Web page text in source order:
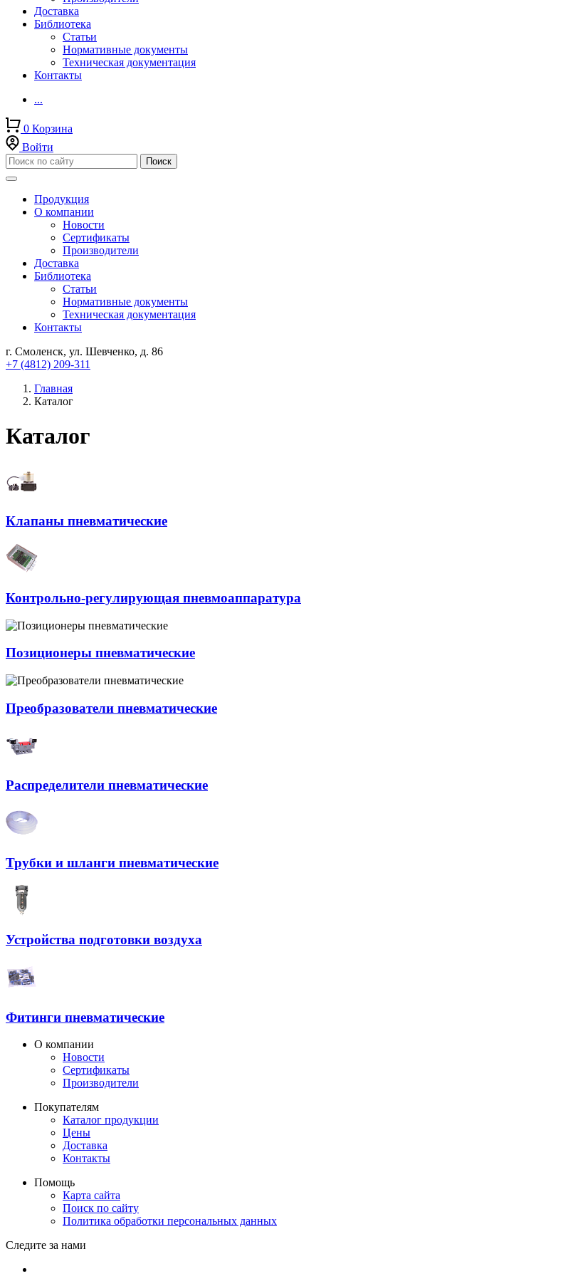
Доставка
Библиотека
Статьи
Нормативные документы
Техническая документация
Контакты
...
0 Корзина
Войти
Продукция
О компании
Новости
Сертификаты
Производители
Доставка
Библиотека
Статьи
Нормативные документы
Техническая документация
Контакты
г. Смоленск, ул. Шевченко, д. 86
+7 (4812) 209-311
Главная
Каталог
Каталог
Клапаны пневматические
Контрольно-регулирующая пневмоаппаратура
Позиционеры пневматические
Преобразователи пневматические
Распределители пневматические
Трубки и шланги пневматические
Устройства подготовки воздуха
Фитинги пневматические
О компании
Новости
Сертификаты
Производители
Покупателям
Каталог продукции
Цены
Доставка
Контакты
Помощь
Карта сайта
Поиск по сайту
Политика обработки персональных данных
Следите за нами